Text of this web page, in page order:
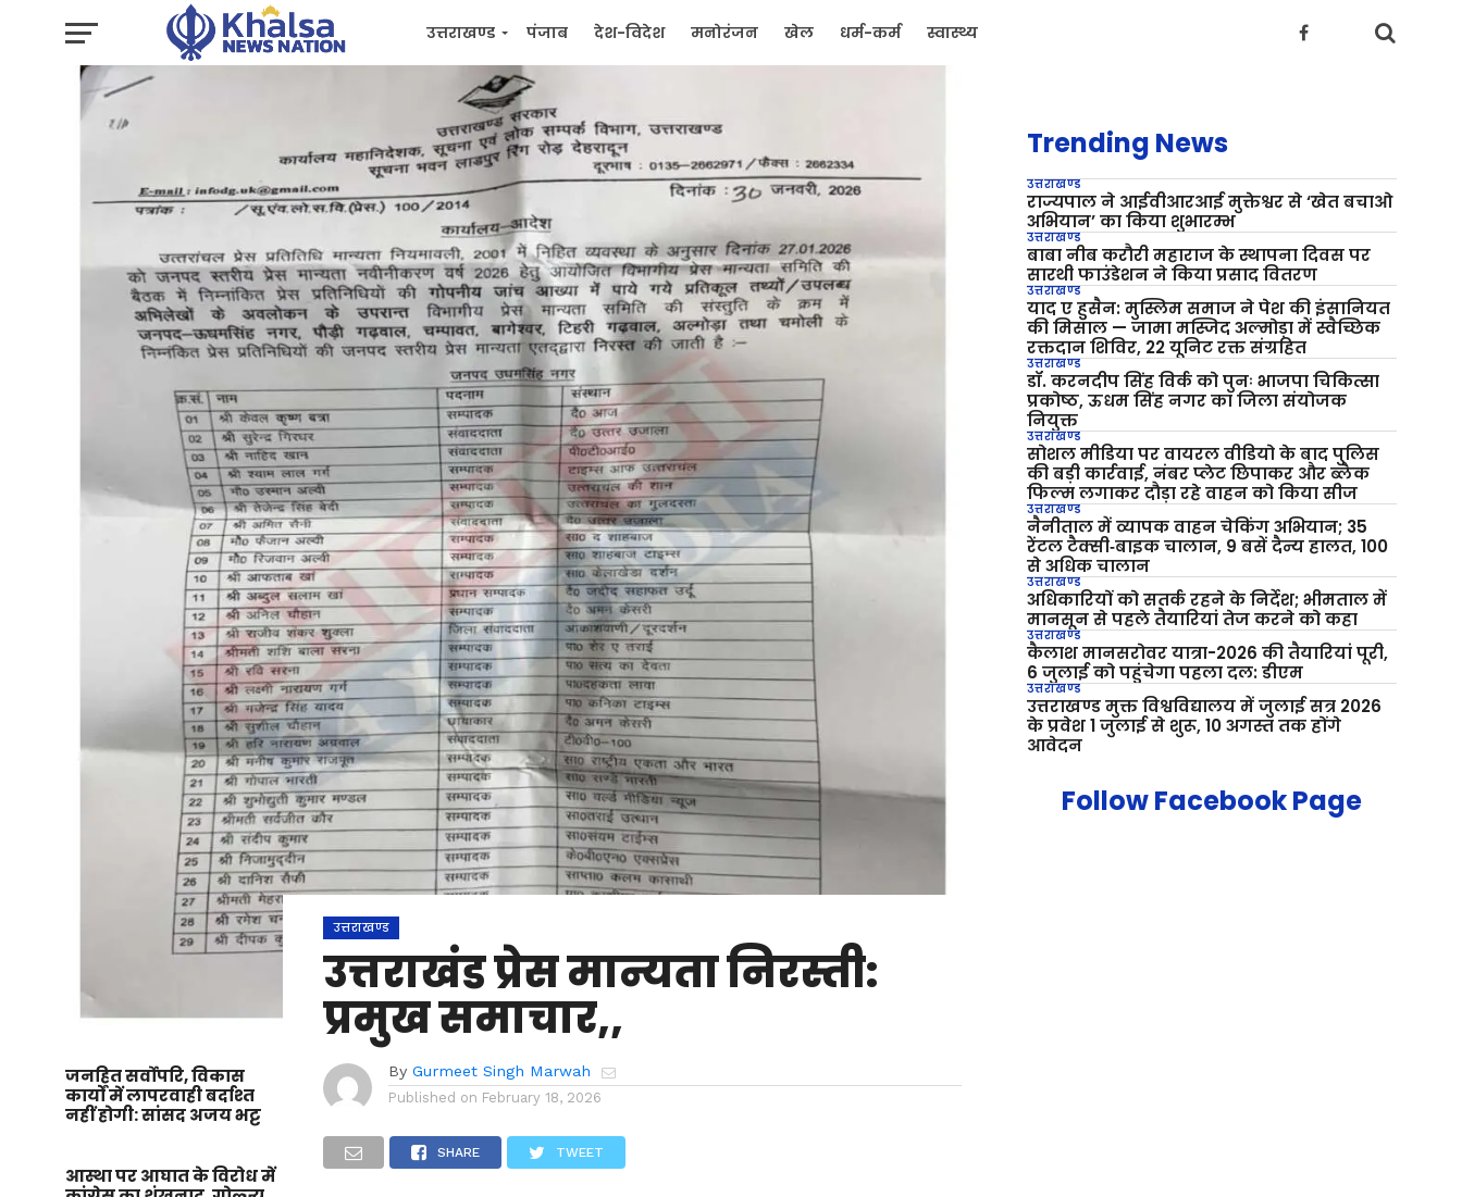
उत्तराखण्ड पंजाब देश-विदेश मनोरंजन खेल धर्म-कर्म स्वास्थ्य
प्रशासनिक
जनहित सर्वोपरि, विकास
कार्यों में लापरवाही बर्दाश्त
नहीं होगी: सांसद अजय भट्ट
आस्था पर आघात के विरोध में
उत्तराखण्ड
उत्तराखंड प्रेस मान्यता निरस्ती:
प्रमुख समाचार,,
By Gurmeet Singh Marwah
Published on February 18, 2026
SHARE TWEET
Trending News
उत्तराखण्ड
राज्यपाल ने आईवीआरआई मुक्तेश्वर से ‘खेत बचाओ
अभियान’ का किया शुभारम्भ
उत्तराखण्ड
बाबा नीब करौरी महाराज के स्थापना दिवस पर
सारथी फाउंडेशन ने किया प्रसाद वितरण
उत्तराखण्ड
याद ए हुसैन: मुस्लिम समाज ने पेश की इंसानियत
की मिसाल — जामा मस्जिद अल्मोड़ा में स्वैच्छिक
रक्तदान शिविर, 22 यूनिट रक्त संग्रहित
उत्तराखण्ड
डॉ. करनदीप सिंह विर्क को पुनः भाजपा चिकित्सा
प्रकोष्ठ, ऊधम सिंह नगर का जिला संयोजक
नियुक्त
उत्तराखण्ड
सोशल मीडिया पर वायरल वीडियो के बाद पुलिस
की बड़ी कार्रवाई, नंबर प्लेट छिपाकर और ब्लैक
फिल्म लगाकर दौड़ा रहे वाहन को किया सीज
उत्तराखण्ड
नैनीताल में व्यापक वाहन चेकिंग अभियान; 35
रेंटल टैक्सी‑बाइक चालान, 9 बसें दैन्य हालत, 100
से अधिक चालान
उत्तराखण्ड
अधिकारियों को सतर्क रहने के निर्देश; भीमताल में
मानसून से पहले तैयारियां तेज करने को कहा
उत्तराखण्ड
कैलाश मानसरोवर यात्रा-2026 की तैयारियां पूरी,
6 जुलाई को पहुंचेगा पहला दल: डीएम
उत्तराखण्ड
उत्तराखण्ड मुक्त विश्वविद्यालय में जुलाई सत्र 2026
के प्रवेश 1 जुलाई से शुरू, 10 अगस्त तक होंगे
आवेदन
Follow Facebook Page